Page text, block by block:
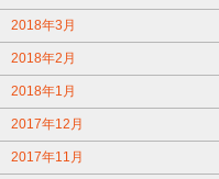
2018年3月
2018年2月
2018年1月
2017年12月
2017年11月